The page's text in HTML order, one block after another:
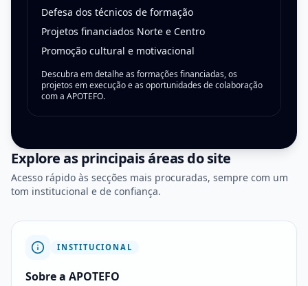
Defesa dos técnicos de formação
Projetos financiados Norte e Centro
Promoção cultural e motivacional
Descubra em detalhe as formações financiadas, os
projetos em execução e as oportunidades de colaboração
com a APOTEFO.
Explore as principais áreas do site
Acesso rápido às secções mais procuradas, sempre com um
tom institucional e de confiança.
INSTITUCIONAL
Sobre a APOTEFO